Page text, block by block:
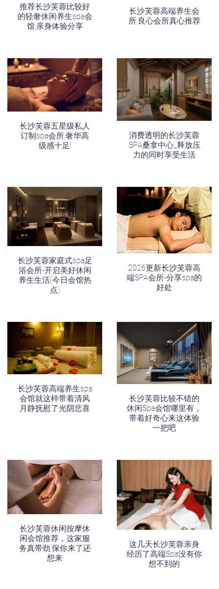
推荐长沙芙蓉比较好
的轻奢休闲养生spa会
馆,亲身体验分享
长沙芙蓉高端养生会
所,良心会所真心推荐
长沙芙蓉五星级私人
订制spa会所,奢华高
级感十足!
消费透明的长沙芙蓉
SPA桑拿中心_释放压
力的同时享受生活
长沙芙蓉家庭式spa足
浴会所-开启美好休闲
养生生活(今日会馆热
点)
2026更新长沙芙蓉高
端SPA会所-分享spa的
好处
长沙芙蓉高端养生spa
会馆就这样带着清风
月静抚慰了光阴悲喜
长沙芙蓉比较不错的
休闲Spa会馆哪里有，
带着好奇心来这体验
一把吧
长沙芙蓉休闲按摩休
闲会馆推荐，这家服
务真带劲,保你来了还
想来
这几天长沙芙蓉亲身
经历了高端Spa没有你
想不到的